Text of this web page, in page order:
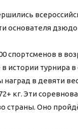
основателя
спортсменов в
истории турнира
в девяти
кг. Эти
страны. Оно